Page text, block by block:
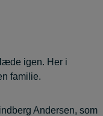
igen. Her i
familie.
Andersen, som